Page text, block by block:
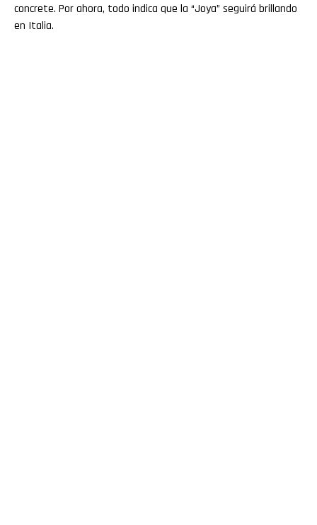
concrete. Por ahora, todo indica que la “Joya” seguirá brillando
en Italia.